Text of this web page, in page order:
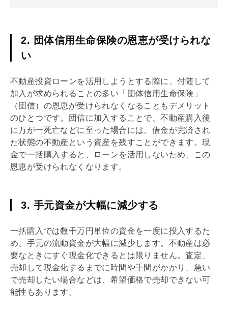
2. 団体信用生命保険の恩恵が受けられな
い
不動産投資ローンを活用しようとする際に、付随して
加入が求められることの多い「 団体信用生命保険 」
（ 団信）の恩恵が受けられなくなることもデメリット
のひとつです。
団信に加入することで、不動産購入後
に万が一死亡などに至った場合には、借金が完済され
た状態の不動産という資産を残すことができます。現
金で一括購入すると、ローンを活用しないため、この
恩恵が受けられなくなります。
3. 手元資金が大幅に減少する
一括購入では数千万円単位の資金を一度に投入するた
め、手元の流動資金が大幅に減少します。不動産は必
要なときにすぐ現金化できるとは限りません。査定、
売却して現金化するまでに時間や手間がかかり、急い
で売却したい場合などは、希望価格で売却できない可
能性もあります。